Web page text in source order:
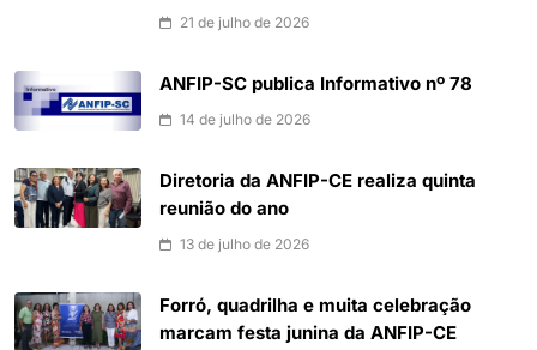
21 de julho de 2026
ANFIP-SC publica Informativo nº 78
14 de julho de 2026
Diretoria da ANFIP-CE realiza quinta
reunião do ano
13 de julho de 2026
Forró, quadrilha e muita celebração
marcam festa junina da ANFIP-CE